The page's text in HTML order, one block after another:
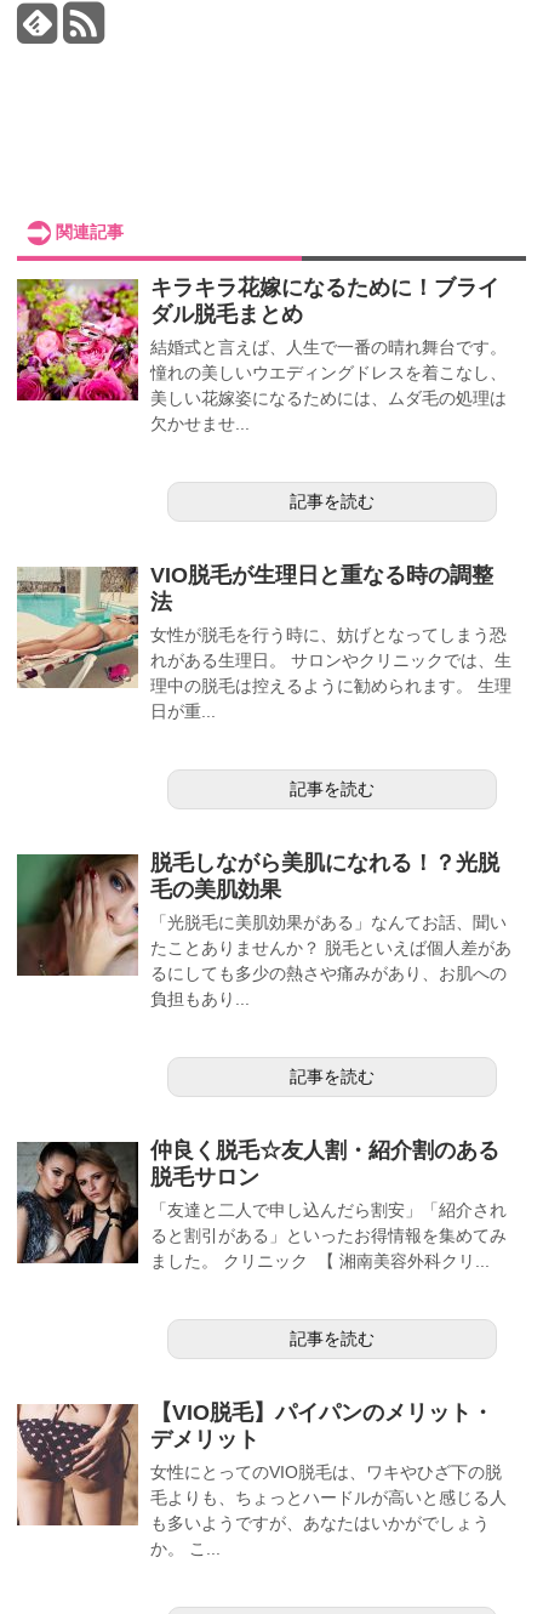
関連記事
キラキラ花嫁になるために！ブライ
ダル脱毛まとめ
結婚式と言えば、人生で一番の晴れ舞台です。
憧れの美しいウエディングドレスを着こなし、
美しい花嫁姿になるためには、ムダ毛の処理は
欠かせませ...
記事を読む
VIO脱毛が生理日と重なる時の調整
法
女性が脱毛を行う時に、妨げとなってしまう恐
れがある生理日。 サロンやクリニックでは、生
理中の脱毛は控えるように勧められます。 生理
日が重...
記事を読む
脱毛しながら美肌になれる！？光脱
毛の美肌効果
「光脱毛に美肌効果がある」なんてお話、聞い
たことありませんか？ 脱毛といえば個人差があ
るにしても多少の熱さや痛みがあり、お肌への
負担もあり...
記事を読む
仲良く脱毛☆友人割・紹介割のある
脱毛サロン
「友達と二人で申し込んだら割安」「紹介され
ると割引がある」といったお得情報を集めてみ
ました。 クリニック 【 湘南美容外科クリ...
記事を読む
【VIO脱毛】パイパンのメリット・
デメリット
女性にとってのVIO脱毛は、ワキやひざ下の脱
毛よりも、ちょっとハードルが高いと感じる人
も多いようですが、あなたはいかがでしょう
か。 こ...